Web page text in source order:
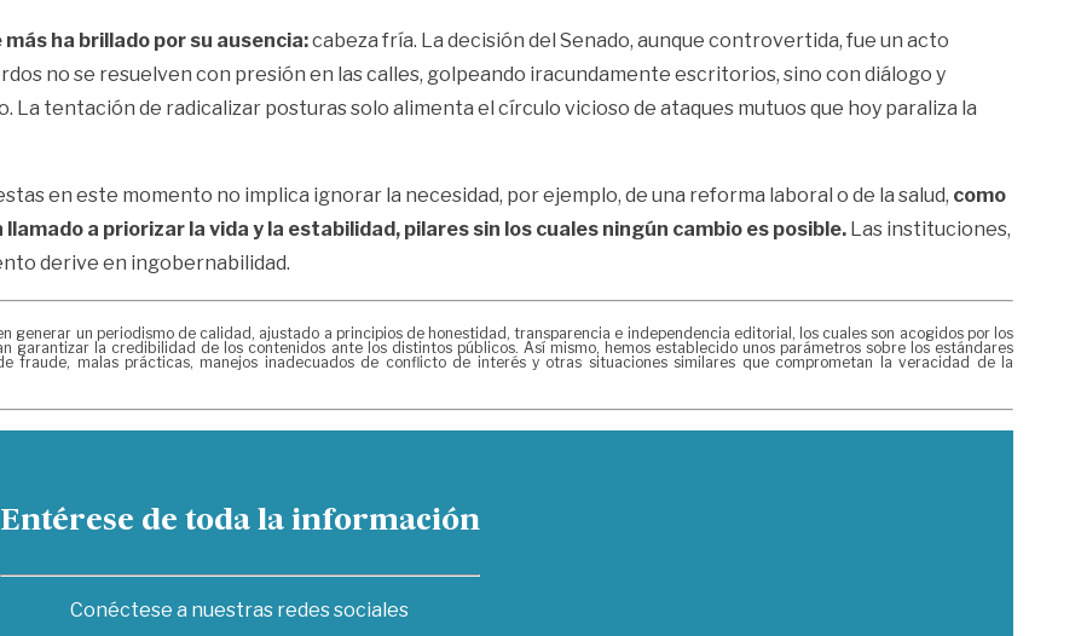
ha brillado por su ausencia:cabeza fría. La decisión del Senado, aunque controvertida, fue un acto
no se resuelven con presión en las calles, golpeando iracundamente escritorios, sino con diálogo y
La tentación de radicalizar posturas solo alimenta el círculo vicioso de ataques mutuos que hoy paraliza la
en este momento no implica ignorar la necesidad, por ejemplo, de una reforma laboral o de la salud, como
a priorizar la vida y la estabilidad, pilares sin los cuales ningún cambio es posible. Las instituciones,
derive en ingobernabilidad.
generar un periodismo de calidad, ajustado a principios de honestidad, transparencia e independencia editorial, los cuales son acogidos por los
garantizar la credibilidad de los contenidos ante los distintos públicos. Así mismo, hemos establecido unos parámetros sobre los estándares
fraude, malas prácticas, manejos inadecuados de conflicto de interés y otras situaciones similares que comprometan la veracidad de la
Entérese de toda la información
Conéctese a nuestras redes sociales